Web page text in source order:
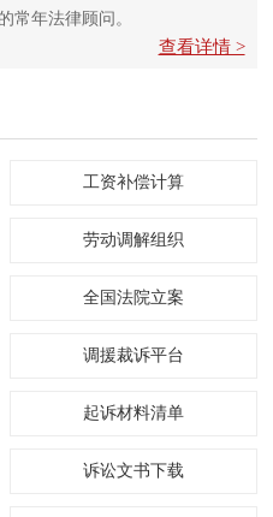
常年法律顾问。
查看详情 >
工资补偿计算
劳动调解组织
全国法院立案
调援裁诉平台
起诉材料清单
诉讼文书下载